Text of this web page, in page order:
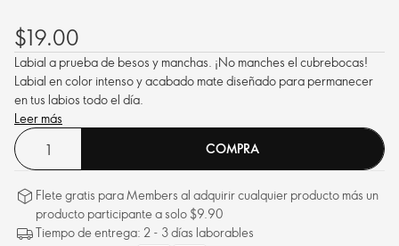
$19.00
Labial a prueba de besos y manchas. ¡No manches el cubrebocas!
Labial en color intenso y acabado mate diseñado para permanecer
en tus labios todo el día.
Leer más
COMPRA
Flete gratis para Members al adquirir cualquier producto más un
producto participante a solo $9.90
Tiempo de entrega: 2 - 3 días laborables